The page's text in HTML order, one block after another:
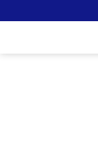
ke